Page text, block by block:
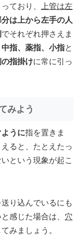
ており、 上管は左
は上から左手の人
でそれぞれ押さえま
指、薬指、小指と
指掛けに常に引っ
みよう
うに指を置きま
ると、たとえたっ
という現象が起こ
り込んでいるにも
感じた場合は、 穴
てみましょう。